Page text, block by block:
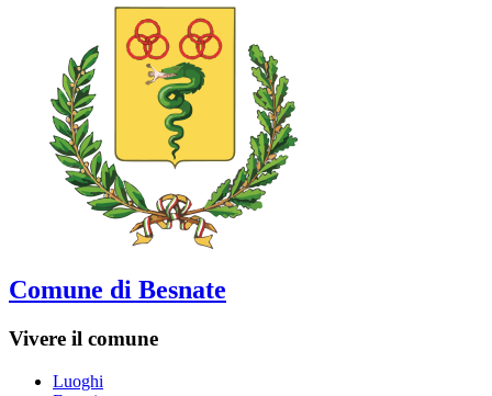
Comune di Besnate
Vivere il comune
Luoghi